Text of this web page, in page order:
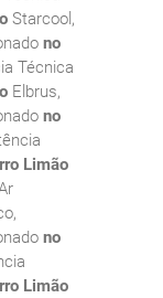
Starcool,
no
Técnica
Elbrus,
no
Limão
no
Limão